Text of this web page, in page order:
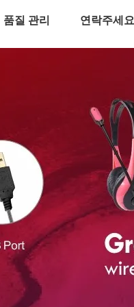
품질 관리 연락주세요